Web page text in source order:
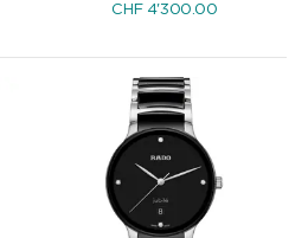
CHF4'300.00